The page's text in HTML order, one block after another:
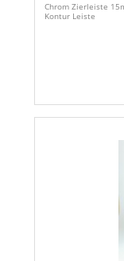
Chrom Zierleiste
Kontur Leiste